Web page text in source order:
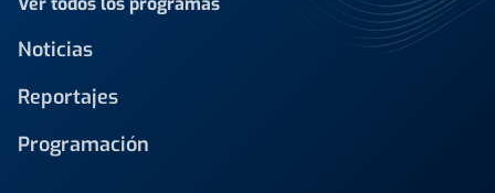
Noticias
Reportajes
Programación